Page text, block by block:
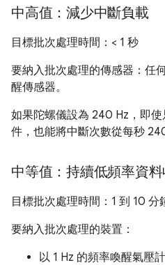
中高值：減少中斷負載
目標批次處理時間：< 1 秒
要納入批次處理的傳感器：任
醒傳感器。
如果陀螺儀設為 240 Hz，即
件，也能將中斷次數從每秒
中等值：持續低頻率資
目標批次處理時間：1 到 10 分
要納入批次處理的裝置：
以 1 Hz 的頻率喚醒氣壓計